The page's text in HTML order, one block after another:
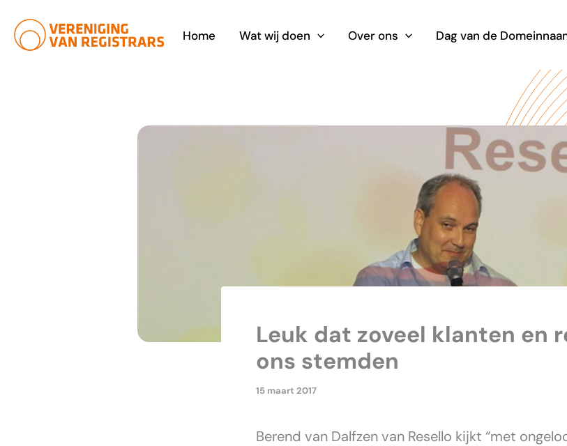
naar
Home Wat wij doen Over ons Dag van de
Leuk dat zoveel klanten en
ons stemden
15 maart 2017
Berend van Dalfzen van Resello kijkt “met